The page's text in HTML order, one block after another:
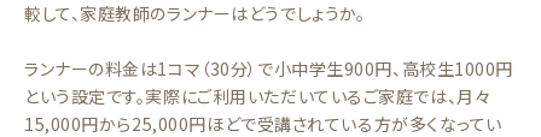
較して、家庭教師のランナーはどうでしょうか。
ランナーの料金は1コマ（30分）で小中学生900円、高校生1000円
という設定です。実際にご利用いただいているご家庭では、月々
15,000円から25,000円ほどで受講されている方が多くなってい